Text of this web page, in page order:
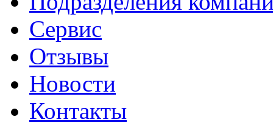
Сервис
Отзывы
Новости
Контакты